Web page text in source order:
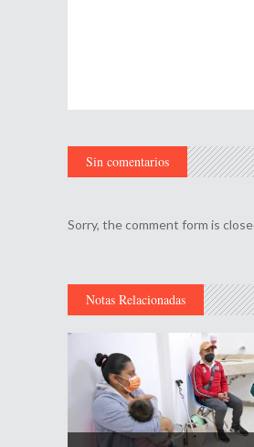
Sin comentarios
Sorry, the comment form is
Notas Relacionadas